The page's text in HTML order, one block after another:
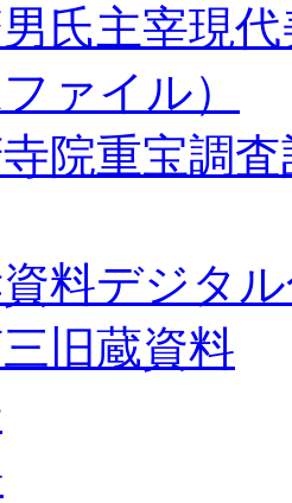
氏主宰現
ァイル）
院重宝調
料デジタ
旧蔵資料